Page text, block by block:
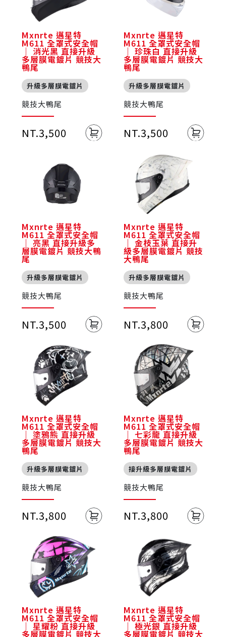
Mxnrte 邁星特
M611 全罩式安全帽
｜ 消光黑 直接升級
多層膜電鍍片 競技大
鴨尾
升級多層膜電鍍片
競技大鴨尾
NT.3,500
Mxnrte 邁星特
M611 全罩式安全帽
｜ 珍珠白 直接升級
多層膜電鍍片 競技大
鴨尾
升級多層膜電鍍片
競技大鴨尾
NT.3,500
Mxnrte 邁星特
M611 全罩式安全帽
｜ 亮黑 直接升級多
層膜電鍍片 競技大鴨
尾
升級多層膜電鍍片
競技大鴨尾
NT.3,500
Mxnrte 邁星特
M611 全罩式安全帽
｜ 金枝玉葉 直接升
級多層膜電鍍片 競技
大鴨尾
升級多層膜電鍍片
競技大鴨尾
NT.3,800
Mxnrte 邁星特
M611 全罩式安全帽
｜ 塗鴉熊 直接升級
多層膜電鍍片 競技大
鴨尾
升級多層膜電鍍片
競技大鴨尾
NT.3,800
Mxnrte 邁星特
M611 全罩式安全帽
｜ 七彩龍 直接升級
多層膜電鍍片 競技大
鴨尾
接升級多層膜電鍍片
競技大鴨尾
NT.3,800
Mxnrte 邁星特
M611 全罩式安全帽
｜ 星耀粉 直接升級
多層膜電鍍片 競技大
Mxnrte 邁星特
M611 全罩式安全帽
｜ 極光銀 直接升級
多層膜電鍍片 競技大